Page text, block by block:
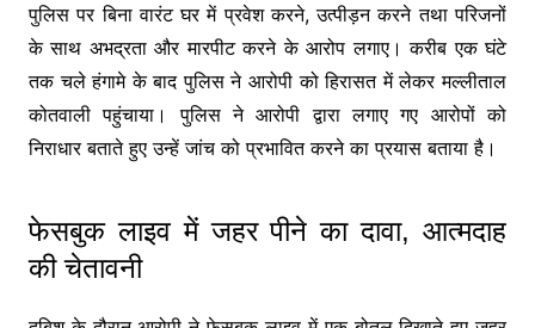
पुलिस पर बिना वारंट घर में प्रवेश करने, उत्पीड़न करने तथा परिजनों
के साथ अभद्रता और मारपीट करने के आरोप लगाए। करीब एक घंटे
तक चले हंगामे के बाद पुलिस ने आरोपी को हिरासत में लेकर मल्लीताल
कोतवाली पहुंचाया। पुलिस ने आरोपी द्वारा लगाए गए आरोपों को
निराधार बताते हुए उन्हें जांच को प्रभावित करने का प्रयास बताया है।
फेसबुक लाइव में जहर पीने का दावा, आत्मदाह
की चेतावनी